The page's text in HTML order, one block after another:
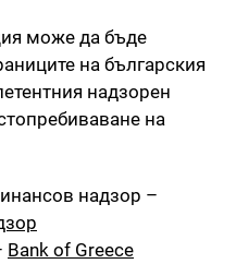
може да бъде
на българския
надзорен
на
надзор –
Bank of Greece